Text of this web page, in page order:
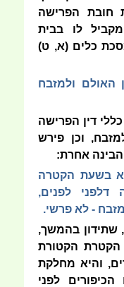
חובת הפרישה
לו בבית
כלים (א, ט)
האולם ולמזבח
דין הפרישה
וכן פירש
אחרת:
בשעת הקטרה
לפנים,
- לא פרשי.
שתידון בהמשך,
הקטורת
והיא מחלקת
לפני